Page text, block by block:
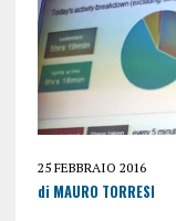
25 FEBBRAIO 2016
di MAURO TORRESI